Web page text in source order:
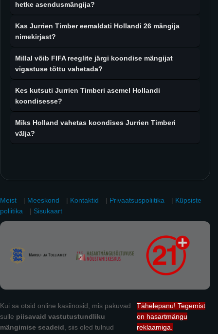
hetke asendusmängija?
Kas Jurrien Timber eemaldati Hollandi 26 mängija
nimekirjast?
Millal võib FIFA reeglite järgi koondise mängijat
vigastuse tõttu vahetada?
Kes kutsuti Jurrien Timberi asemel Hollandi
koondisesse?
Miks Holland vahetas koondises Jurrien Timberi
välja?
Meist | Meeskond | Kontaktid | Privaatsuspoliitika | Küpsiste
poliitika
| Sisukaart
Kui sa otsid online kasiinosid, mis pakuvad
sulle piisavaid vastutustundliku
mängimise seadeid, siis oled tulnud
Tähelepanu! Tegemist
on hasartmängu
reklaamiga.